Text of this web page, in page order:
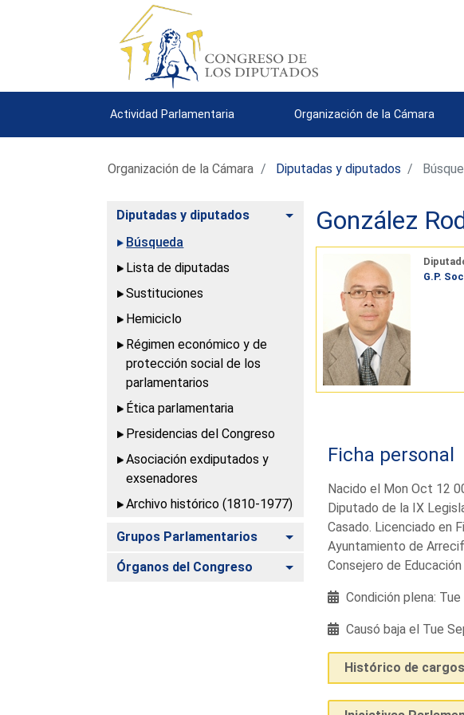
Actividad Parlamentaria Organización de la Cámara
Organización de la Cámara Diputadas y diputados
Diputadas y diputados
Alternar
Búsqueda
Lista de diputadas
Sustituciones
Hemiciclo
Régimen económico y de
protección social de los
parlamentarios
Ética parlamentaria
Presidencias del Congreso
Asociación exdiputados y
exsenadores
Archivo histórico (1810-1977)
Grupos Parlamentarios Alternar
Órganos del Congreso Alternar
González
G.P.
Ficha personal
Nacido el Mon Oct 12
Diputado de la IX
Casado. Licenciado en
Ayuntamiento de
Consejero de
Condición plena:
Causó baja el Tue
Histórico de cargos